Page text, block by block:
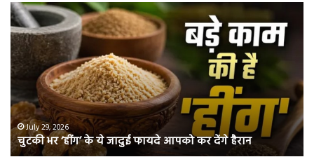
चुटकी
भर
‘हींग’
के
ये
फायदे
आपको
कर
देंगे
हैरान
July 29, 2026
चुटकी भर ‘हींग’ के ये जादुई फायदे आपको कर देंगे हैरान
भी
हो
हैं